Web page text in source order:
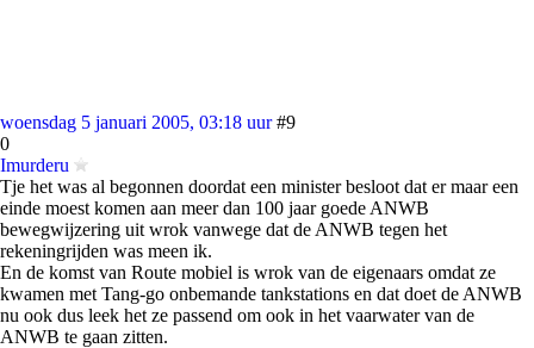
woensdag 5 januari 2005, 03:18 uur #9
0
Imurderu
Tje het was al begonnen doordat een minister besloot dat er maar een
einde moest komen aan meer dan 100 jaar goede ANWB
bewegwijzering uit wrok vanwege dat de ANWB tegen het
rekeningrijden was meen ik.
En de komst van Route mobiel is wrok van de eigenaars omdat ze
kwamen met Tang-go onbemande tankstations en dat doet de ANWB
nu ook dus leek het ze passend om ook in het vaarwater van de
ANWB te gaan zitten.